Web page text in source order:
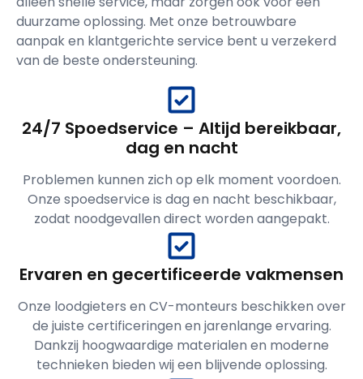
duurzame oplossing. Met onze betrouwbare
aanpak en klantgerichte service bent u verzekerd
van de beste ondersteuning.
24/7 Spoedservice – Altijd bereikbaar,
dag en nacht
Problemen kunnen zich op elk moment voordoen.
Onze spoedservice is dag en nacht beschikbaar,
zodat noodgevallen direct worden aangepakt.
Ervaren en gecertificeerde vakmensen
Onze loodgieters en CV-monteurs beschikken over
de juiste certificeringen en jarenlange ervaring.
Dankzij hoogwaardige materialen en moderne
technieken bieden wij een blijvende oplossing.